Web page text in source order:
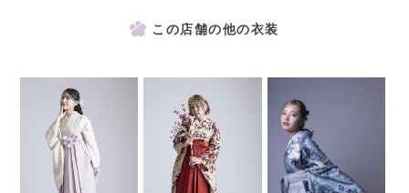
この店舗の他の衣装